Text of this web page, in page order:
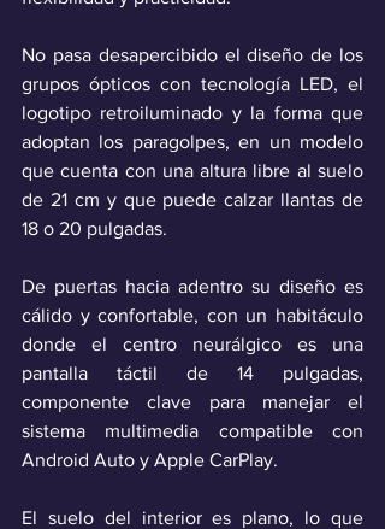
No pasa desapercibido el diseño de los
grupos ópticos con tecnología LED, el
logotipo retroiluminado y la forma que
adoptan los paragolpes, en un modelo
que cuenta con una altura libre al suelo
de 21 cm y que puede calzar llantas de
18 o 20 pulgadas.
De puertas hacia adentro su diseño es
cálido y confortable, con un habitáculo
donde el centro neurálgico es una
pantalla táctil de 14 pulgadas,
componente clave para manejar el
sistema multimedia compatible con
Android Auto y Apple CarPlay.
El suelo del interior es plano, lo que